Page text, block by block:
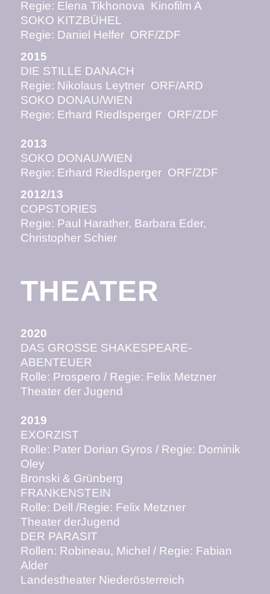
Regie: Elena Tikhonova Kinofilm A
SOKO KITZBÜHEL
Regie: Daniel Helfer ORF/ZDF
2015
DIE STILLE DANACH
Regie: Nikolaus Leytner ORF/ARD
SOKO DONAU/WIEN
Regie: Erhard Riedlsperger ORF/ZDF
2013
SOKO DONAU/WIEN
Regie: Erhard Riedlsperger ORF/ZDF
2012/13
COPSTORIES
Regie: Paul Harather, Barbara Eder,
Christopher Schier
THEATER
2020
DAS GROSSE SHAKESPEARE-
ABENTEUER
Rolle: Prospero / Regie: Felix Metzner
Theater der Jugend
2019
EXORZIST
Rolle: Pater Dorian Gyros / Regie: Dominik
Oley
Bronski & Grünberg
FRANKENSTEIN
Rolle: Dell /Regie: Felix Metzner
Theater derJugend
DER PARASIT
Rollen: Robineau, Michel / Regie: Fabian
Alder
Landestheater Niederösterreich